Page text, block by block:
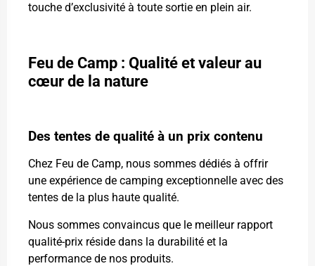
touche d’exclusivité à toute sortie en plein air.
Feu de Camp : Qualité et valeur au
cœur de la nature
Des tentes de qualité à un prix contenu
Chez Feu de Camp, nous sommes dédiés à offrir
une expérience de camping exceptionnelle avec des
tentes de la plus haute qualité.
Nous sommes convaincus que le meilleur rapport
qualité-prix réside dans la durabilité et la
performance de nos produits.